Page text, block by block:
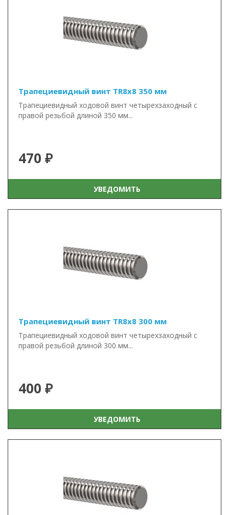
Трапециевидный винт TR8x8 350 мм
Трапециевидный ходовой винт четырехзаходный с
правой резьбой длиной 350 мм...
470 ₽
УВЕДОМИТЬ
Трапециевидный винт TR8x8 300 мм
Трапециевидный ходовой винт четырехзаходный с
правой резьбой длиной 300 мм...
400 ₽
УВЕДОМИТЬ